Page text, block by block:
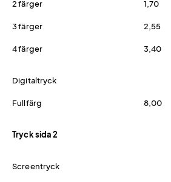
2 färger 1,70
3 färger 2,55
4 färger 3,40
Digitaltryck
Fullfärg 8,00
Tryck sida 2
Screentryck